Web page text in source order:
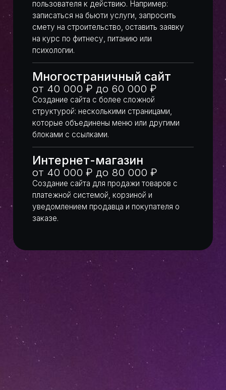
ИЛИ СВЯЖИТЕСЬ С НАМИ ЧЕРЕЗ
ЛЮБОЙ УДОБНЫЙ МЕССЕНДЖЕР
Ваш телефон
+7
Отправить